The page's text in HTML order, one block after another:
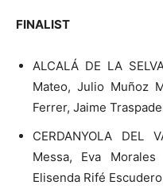
FINALIST
ALCALÁ DE LA
Mateo, Julio Muñoz
Ferrer, Jaime
CERDANYOLA DEL
Messa, Eva
Elisenda Rifé